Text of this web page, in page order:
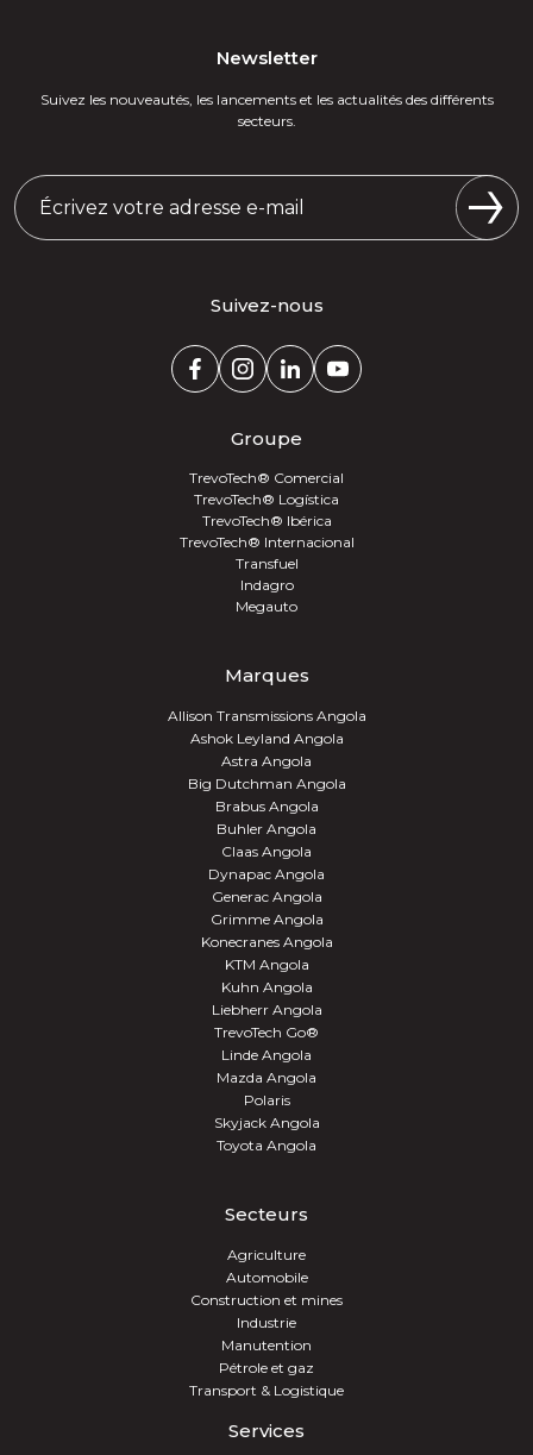
Newsletter
Suivez les nouveautés, les lancements et les actualités des différents
secteurs.
Suivez-nous
Groupe
TrevoTech® Comercial
TrevoTech® Logística
TrevoTech® Ibérica
TrevoTech® Internacional
Transfuel
Indagro
Megauto
Marques
Allison Transmissions Angola
Ashok Leyland Angola
Astra Angola
Big Dutchman Angola
Brabus Angola
Buhler Angola
Claas Angola
Dynapac Angola
Generac Angola
Grimme Angola
Konecranes Angola
KTM Angola
Kuhn Angola
Liebherr Angola
TrevoTech Go®
Linde Angola
Mazda Angola
Polaris
Skyjack Angola
Toyota Angola
Secteurs
Agriculture
Automobile
Construction et mines
Industrie
Manutention
Pétrole et gaz
Transport & Logistique
Services